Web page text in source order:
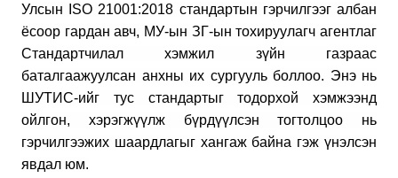
Улсын ISO 21001:2018 стандартын гэрчилгээг албан
ёсоор гардан авч, МУ-ын ЗГ-ын тохируулагч агентлаг
Стандартчилал хэмжил зүйн газраас
баталгаажуулсан анхны их сургууль боллоо. Энэ нь
ШУТИС-ийг тус стандартыг тодорхой хэмжээнд
ойлгон, хэрэгжүүлж бүрдүүлсэн тогтолцоо нь
гэрчилгээжих шаардлагыг хангаж байна гэж үнэлсэн
явдал юм.